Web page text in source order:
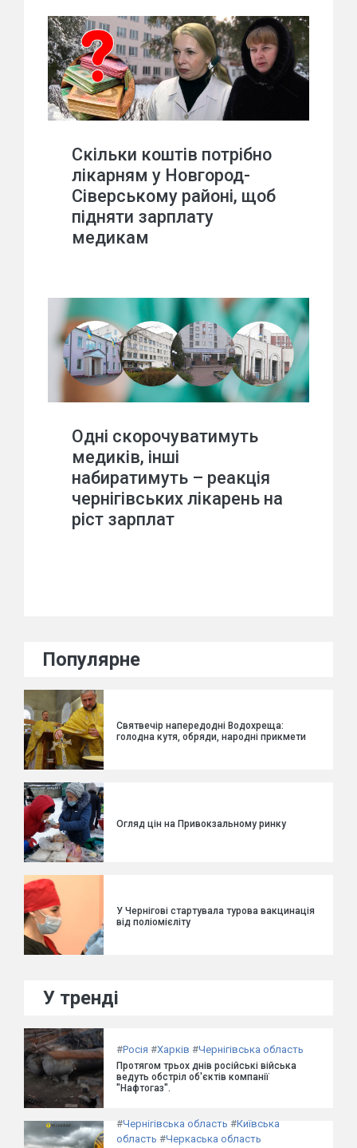
Скільки коштів потрібно
лікарням у Новгород-
Сіверському районі, щоб
підняти зарплату
медикам
Одні скорочуватимуть
медиків, інші
набиратимуть – реакція
чернігівських лікарень на
ріст зарплат
Популярне
Святвечір напередодні Водохреща:
голодна кутя, обряди, народні прикмети
Огляд цін на Привокзальному ринку
У Чернігові стартувала турова вакцинація
від поліомієліту
У тренді
#Росія #Харків #Чернігівська область
Протягом трьох днів російські війська
ведуть обстріл об'єктів компанії
"Нафтогаз".
#Чернігівська область #Київська
область #Черкаська область